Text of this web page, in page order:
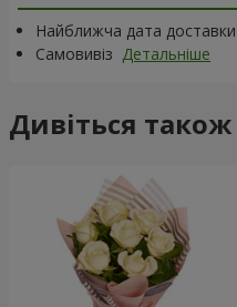
Найближча дата
Самовивіз Детальніше
Дивіться також